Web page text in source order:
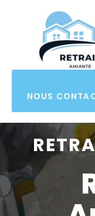
NOUS